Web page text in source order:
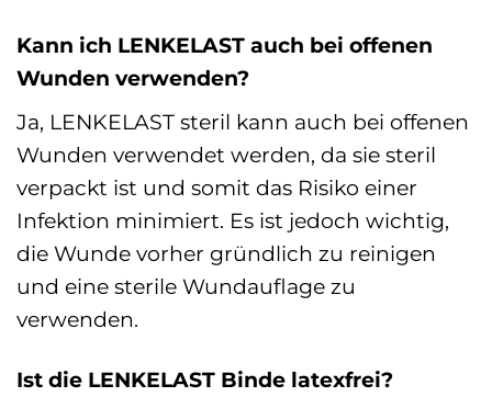
Kann ich LENKELAST auch bei offenen
Wunden verwenden?
Ja, LENKELAST steril kann auch bei offenen
Wunden verwendet werden, da sie steril
verpackt ist und somit das Risiko einer
Infektion minimiert. Es ist jedoch wichtig,
die Wunde vorher gründlich zu reinigen
und eine sterile Wundauflage zu
verwenden.
Ist die LENKELAST Binde latexfrei?